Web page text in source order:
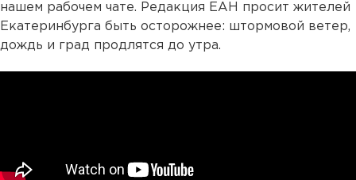
нашем рабочем чате. Редакция ЕАН просит жителей
Екатеринбурга быть осторожнее: штормовой ветер,
дождь и град продлятся до утра.